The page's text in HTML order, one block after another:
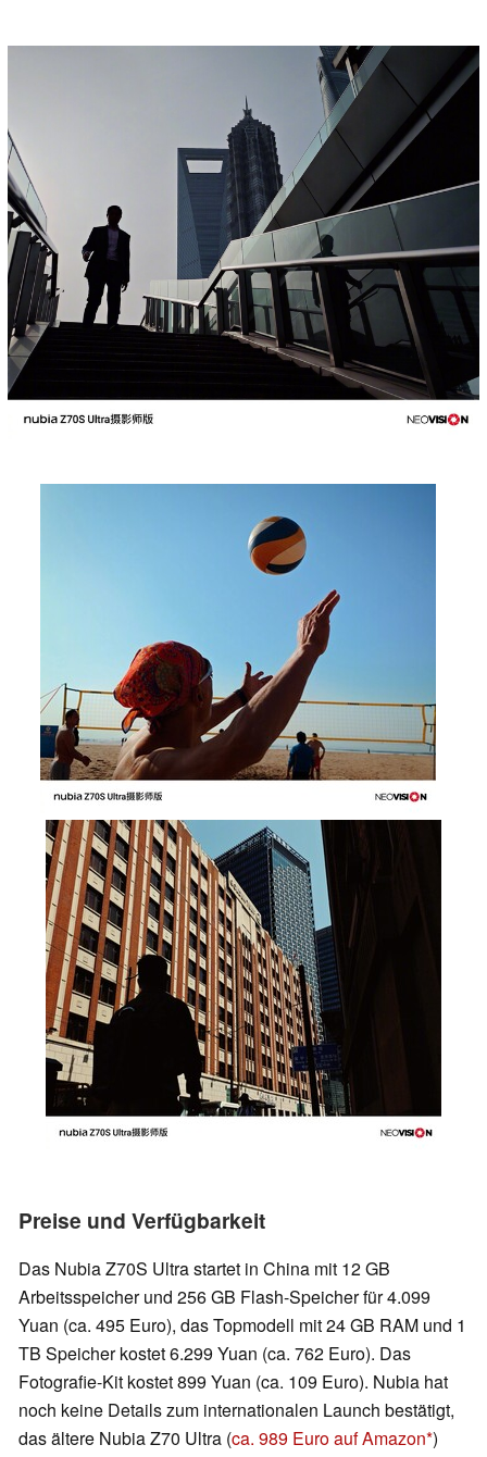
Preise und Verfügbarkeit
Das Nubia Z70S Ultra startet in China mit 12 GB
Arbeitsspeicher und 256 GB Flash-Speicher für 4.099
Yuan (ca. 495 Euro), das Topmodell mit 24 GB RAM und 1
TB Speicher kostet 6.299 Yuan (ca. 762 Euro). Das
Fotografie-Kit kostet 899 Yuan (ca. 109 Euro). Nubia hat
noch keine Details zum internationalen Launch bestätigt,
das ältere Nubia Z70 Ultra (ca. 989 Euro auf Amazon )